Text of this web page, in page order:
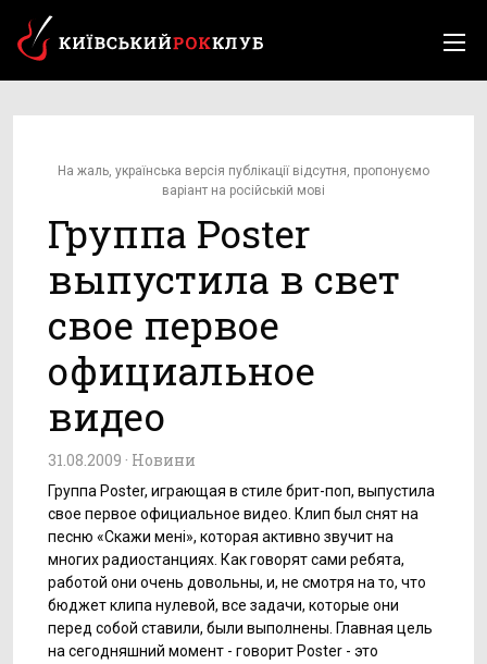
На жаль, українська версія публікації відсутня, пропонуємо
варіант на російській мові
Группа Poster
выпустила в свет
свое первое
официальное
видео
31.08.2009 · Новини
Группа Poster, играющая в стиле брит-поп, выпустила
свое первое официальное видео. Клип был снят на
песню «Скажи мені», которая активно звучит на
многих радиостанциях. Как говорят сами ребята,
работой они очень довольны, и, не смотря на то, что
бюджет клипа нулевой, все задачи, которые они
перед собой ставили, были выполнены. Главная цель
на сегодняшний момент - говорит Poster - это